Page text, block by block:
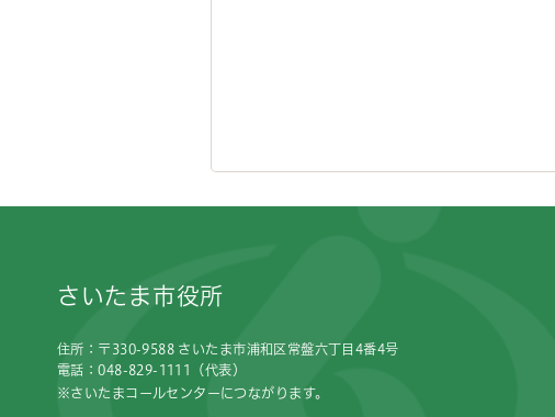
さいたま市役所
住所：〒330-9588 さいたま市浦和区常盤六丁目4番4号
電話：048-829-1111（代表）
※さいたまコールセンターにつながります。